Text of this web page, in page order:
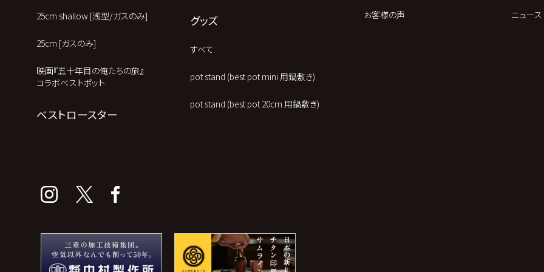
25cm shallow [浅型/ガスのみ]
25cm [ガスのみ]
映画『五十年目の俺たちの旅』
コラボベストポット
ベストロースター
グッズ
すべて
pot stand (best pot mini 用鍋敷き)
pot stand (best pot 20cm 用鍋敷き)
お客様の声 ニュース